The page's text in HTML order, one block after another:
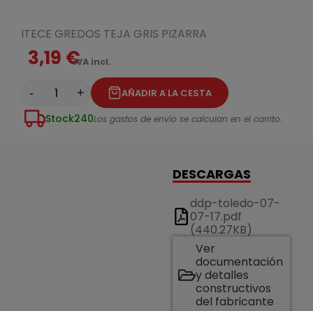
ITECE GREDOS TEJA GRIS PIZARRA
3,19 €IVA incl.
- + AÑADIR A LA CESTA
Stock240Los gastos de envío se calculan en el carrito.
DESCARGAS
ddp-toledo-07-
07-17.pdf
(440.27KB)
Ver
documentación
y detalles
constructivos
del fabricante